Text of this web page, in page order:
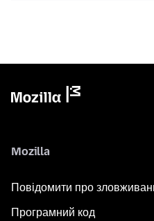
Mozilla
Повідомити про
Програмний код